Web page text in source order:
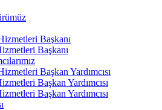
Başkanı
Başkanı
Başkan Yardımcısı
Başkan Yardımcısı
Başkan Yardımcısı